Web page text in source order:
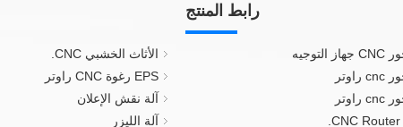
رابط المنتج
الأثاث الخشبي CNC.
EPS رغوة CNC راوتر
آلة نقش الإعلان
آلة الليزر